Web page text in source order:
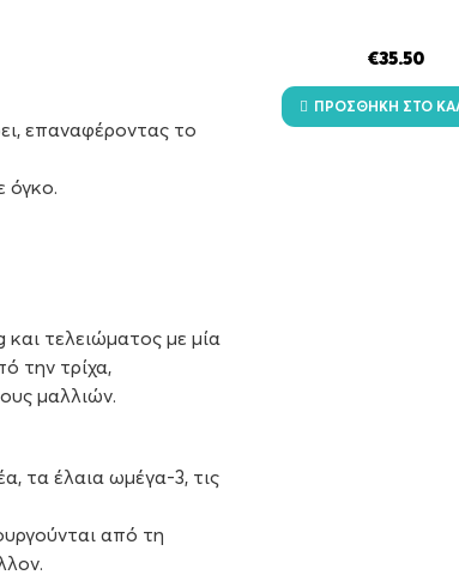
επαναφέροντας το
όγκο.
και τελειώματος με μία
την τρίχα,
μαλλιών.
τα έλαια ωμέγα-3, τις
από τη
€35.50
ΠΡΟΣΘΉΚΗ ΣΤΟ